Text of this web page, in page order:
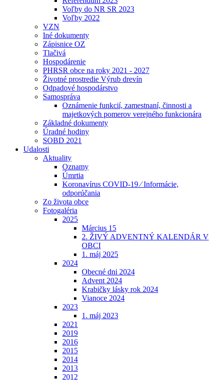
Voľby do NR SR 2023
Voľby 2022
VZN
Iné dokumenty
Zápisnice OZ
Tlačivá
Hospodárenie
PHRSR obce na roky 2021 - 2027
Životné prostredie Výrub drevín
Odpadové hospodárstvo
Samospráva
Oznámenie funkcií, zamestnaní, činnosti a
majetkových pomerov verejného funkcionára
Základné dokumenty
Úradné hodiny
SOBD 2021
Udalosti
Aktuality
Oznamy
Úmrtia
Koronavírus COVID-19 ⁄ Informácie,
odporúčania
Zo života obce
Fotogaléria
2025
Március 15
2. ŽIVÝ ADVENTNÝ KALENDÁR V
OBCI
1. máj 2025
2024
Obecné dni 2024
Advent 2024
Krabičky lásky rok 2024
Vianoce 2024
2023
1. máj 2023
2021
2019
2016
2015
2014
2013
2012